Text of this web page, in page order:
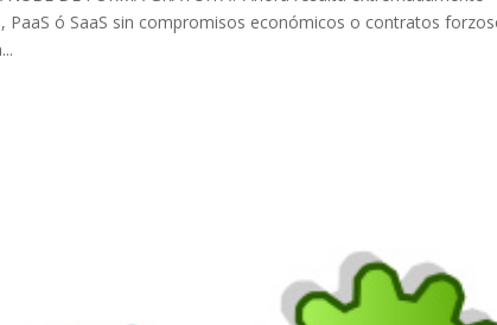
PaaS ó SaaS sin compromisos económicos o contratos